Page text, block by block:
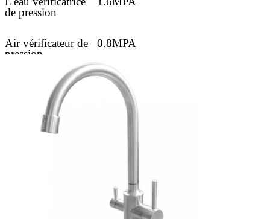
de pression
Air vérificateur de
pression
0.8MPA